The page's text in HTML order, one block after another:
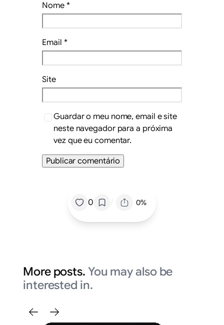
Nome *
Email *
Site
Guardar o meu nome, email e site
neste navegador para a próxima
vez que eu comentar.
0 / 0%
More posts. You may also be
interested in.